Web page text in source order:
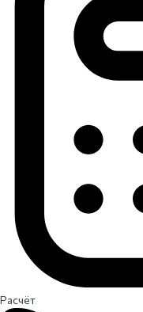
Расчёт